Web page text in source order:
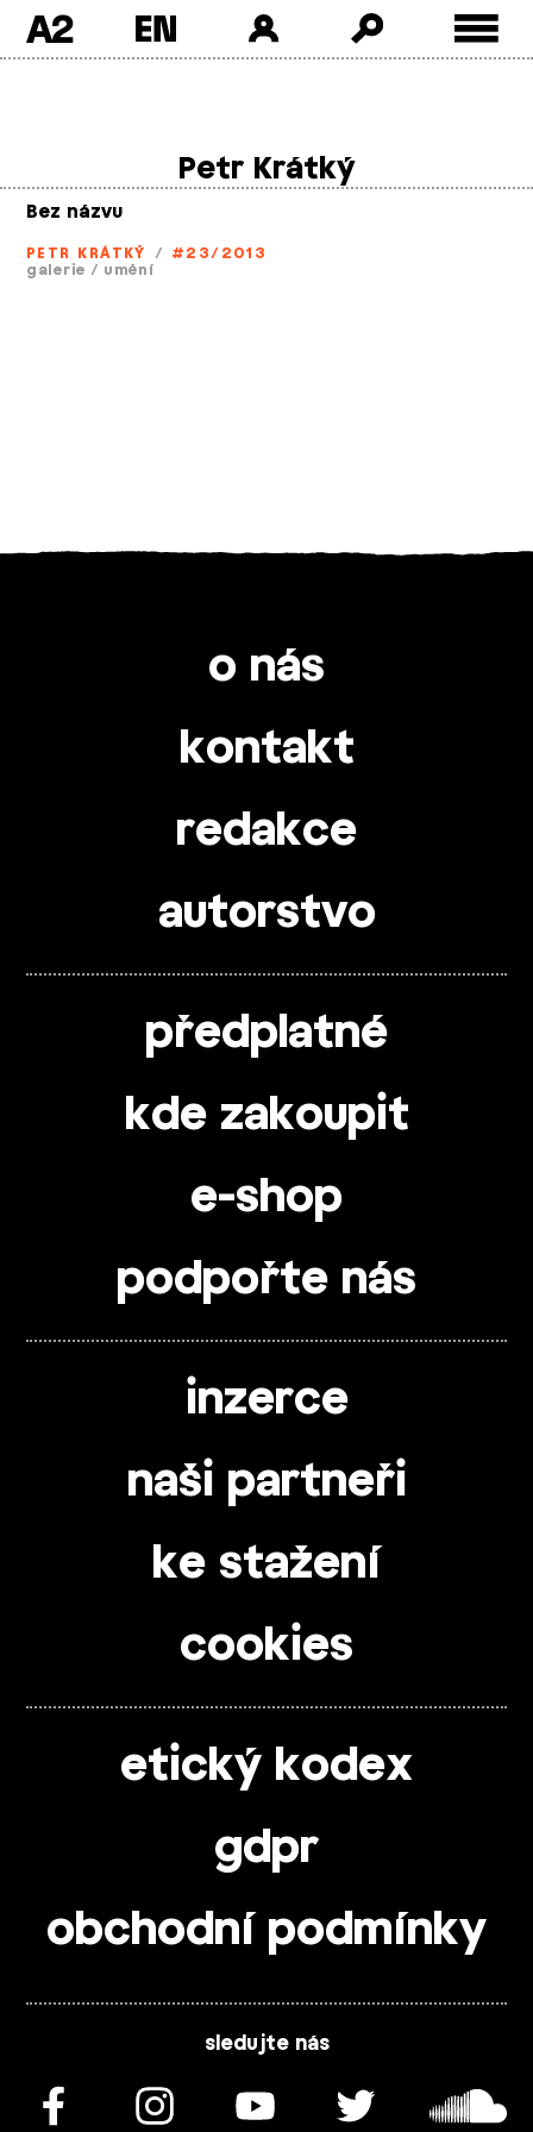
A2
Petr Krátký
Bez názvu
PETR KRÁTKÝ / #23/2013
galerie / umění
o nás
kontakt
redakce
autorstvo
předplatné
kde zakoupit
e-shop
podpořte nás
inzerce
naši partneři
ke stažení
cookies
etický kodex
gdpr
obchodní podmínky
sledujte nás